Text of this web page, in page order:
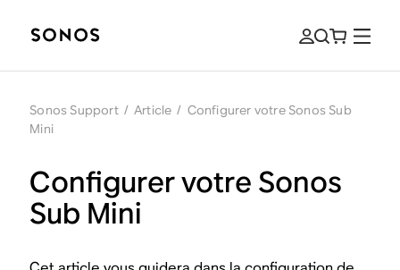
Sonos Support / Article / Configurer votre Sonos Sub
Mini
Configurer votre Sonos
Sub Mini